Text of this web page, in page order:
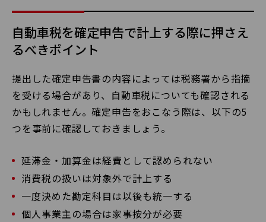
自動車税を確定申告で計上する際に押さえ
るべきポイント
提出した確定申告書の内容によっては税務署から指摘
を受ける場合があり、自動車税についても確認される
かもしれません。確定申告をおこなう際は、以下の5
つを事前に確認しておきましょう。
延滞金・加算金は経費として認められない
消費税の扱いは対象外で計上する
一度決めた勘定科目は以後も統一する
個人事業主の場合は家事按分が必要